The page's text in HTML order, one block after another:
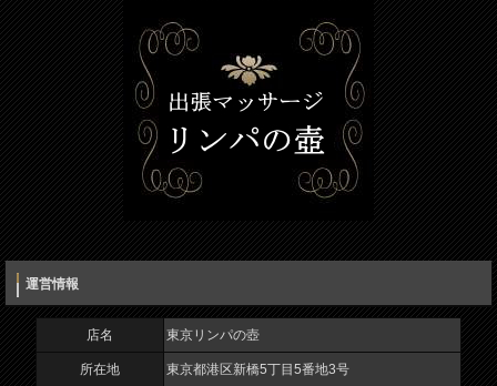
メールアドレス（必須）
電話番号（必須）
メッセージ
東京都港区新橋5丁目5番地3号
電話番号
080-7812-3053
メールアドレス
info@thubo.biz
URL
https://thubo.biz/
運営者名
宮田正晴
営業時間
運営情報
店名 東京リンパの壺
所在地 東京都港区新橋5丁目5番地3号